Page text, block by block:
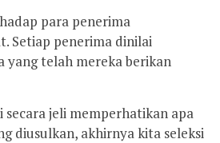
para penerima
Setiap penerima dinilai
yang telah mereka berikan
secara jeli memperhatikan apa
diusulkan, akhirnya kita seleksi